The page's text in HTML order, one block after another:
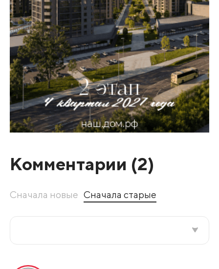
Комментарии (2)
Сначала новые Сначала старые